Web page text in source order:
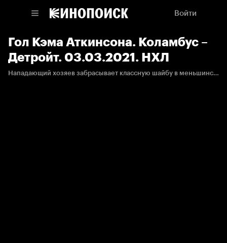
Войти
Гол Кэма Аткинсона. Коламбус –
Детройт. 03.03.2021. НХЛ
Нападающий хозяев забрасывает классную шайбу в меньшинстве.